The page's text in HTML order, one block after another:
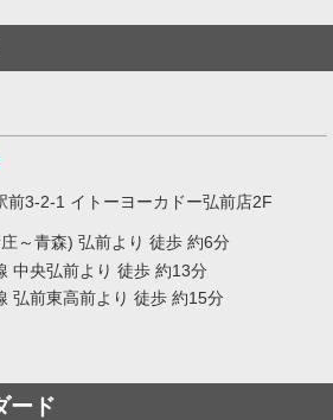
前3-2-1 イトーヨーカドー弘前店2F
～青森) 弘前より 徒歩 約6分
中央弘前より 徒歩 約13分
弘前東高前より 徒歩 約15分
ード